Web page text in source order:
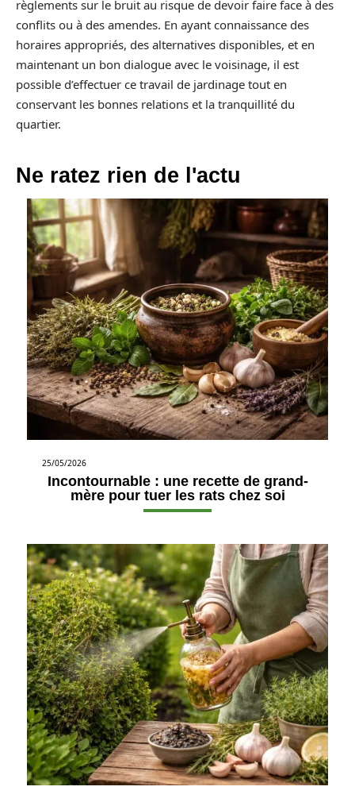
règlements sur le bruit au risque de devoir faire face à des
conflits ou à des amendes. En ayant connaissance des
horaires appropriés, des alternatives disponibles, et en
maintenant un bon dialogue avec le voisinage, il est
possible d’effectuer ce travail de jardinage tout en
conservant les bonnes relations et la tranquillité du
quartier.
Ne ratez rien de l'actu
25/05/2026
Incontournable : une recette de grand-
mère pour tuer les rats chez soi